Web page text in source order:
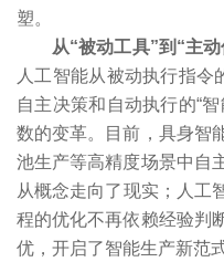
塑。
从“被动工具”到“主动
人工智能从被动执行指令
自主决策和自动执行的“
数的变革。目前，具身智
池生产等高精度场景中自
从概念走向了现实；人
程的优化不再依赖经验判
优，开启了智能生产新范式